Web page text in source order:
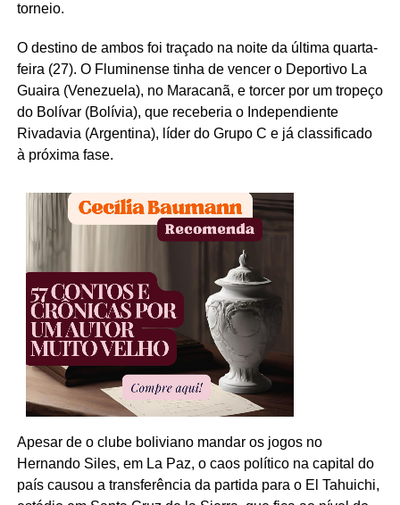
torneio.
O destino de ambos foi traçado na noite da última quarta-
feira (27). O Fluminense tinha de vencer o Deportivo La
Guaira (Venezuela), no Maracanã, e torcer por um tropeço
do Bolívar (Bolívia), que receberia o Independiente
Rivadavia (Argentina), líder do Grupo C e já classificado
à próxima fase.
Apesar de o clube boliviano mandar os jogos no
Hernando Siles, em La Paz, o caos político na capital do
país causou a transferência da partida para o El Tahuichi,